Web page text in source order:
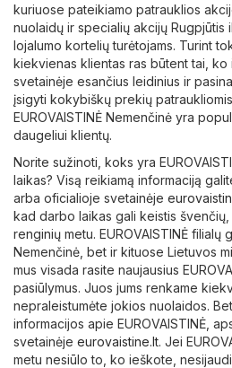
kuriuose pateikiamo patrauklios
nuolaidų ir specialių akcijų Rugpjūtis
lojalumo kortelių turėtojams. Turint
kiekvienas klientas ras būtent tai, ko
svetainėje esančius leidinius ir
įsigyti kokybiškų prekių
EUROVAISTINĖ Nemenčinė yra
daugeliui klientų.
Norite sužinoti, koks yra
laikas? Visą reikiamą informaciją
arba oficialioje svetainėje
kad darbo laikas gali keistis
renginių metu. EUROVAISTINĖ filialų
Nemenčinė, bet ir kituose Lietuvos
mus visada rasite naujausius
pasiūlymus. Juos jums renkame
nepraleistumėte jokios nuolaidos.
informacijos apie EUROVAISTINĖ,
svetainėje eurovaistine.lt. Jei
metu nesiūlo to, ko ieškote,